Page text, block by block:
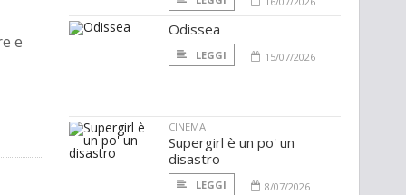
e
Odissea
LEGGI 15/07/2026
CINEMA
Supergirl è un po' un
disastro
LEGGI 8/07/2026